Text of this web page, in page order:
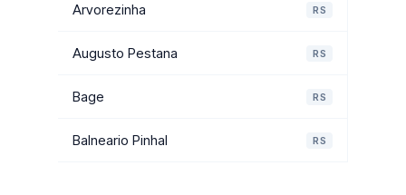
Arvorezinha RS
Augusto Pestana RS
Bage RS
Balneario Pinhal RS